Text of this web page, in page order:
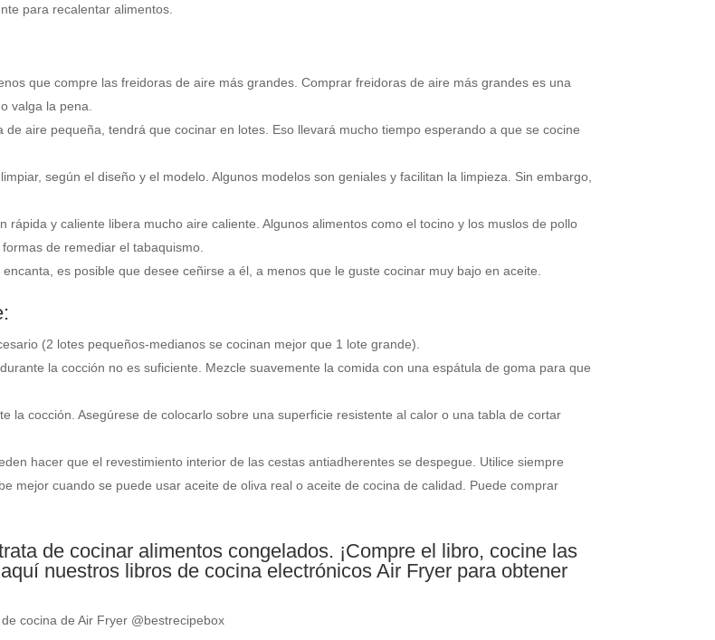
para recalentar alimentos.
que compre las freidoras de aire más grandes. Comprar freidoras de aire más grandes es una
valga la pena.
aire pequeña, tendrá que cocinar en lotes. Eso llevará mucho tiempo esperando a que se cocine
según el diseño y el modelo. Algunos modelos son geniales y facilitan la limpieza. Sin embargo,
y caliente libera mucho aire caliente. Algunos alimentos como el tocino y los muslos de pollo
de remediar el tabaquismo.
es posible que desee ceñirse a él, a menos que le guste cocinar muy bajo en aceite.
(2 lotes pequeños-medianos se cocinan mejor que 1 lote grande).
la cocción no es suficiente. Mezcle suavemente la comida con una espátula de goma para que
la cocción. Asegúrese de colocarlo sobre una superficie resistente al calor o una tabla de cortar
hacer que el revestimiento interior de las cestas antiadherentes se despegue. Utilice siempre
mejor cuando se puede usar aceite de oliva real o aceite de cocina de calidad. Puede comprar
de cocinar alimentos congelados. ¡Compre el libro, cocine las
nuestros libros de cocina electrónicos Air Fryer para obtener